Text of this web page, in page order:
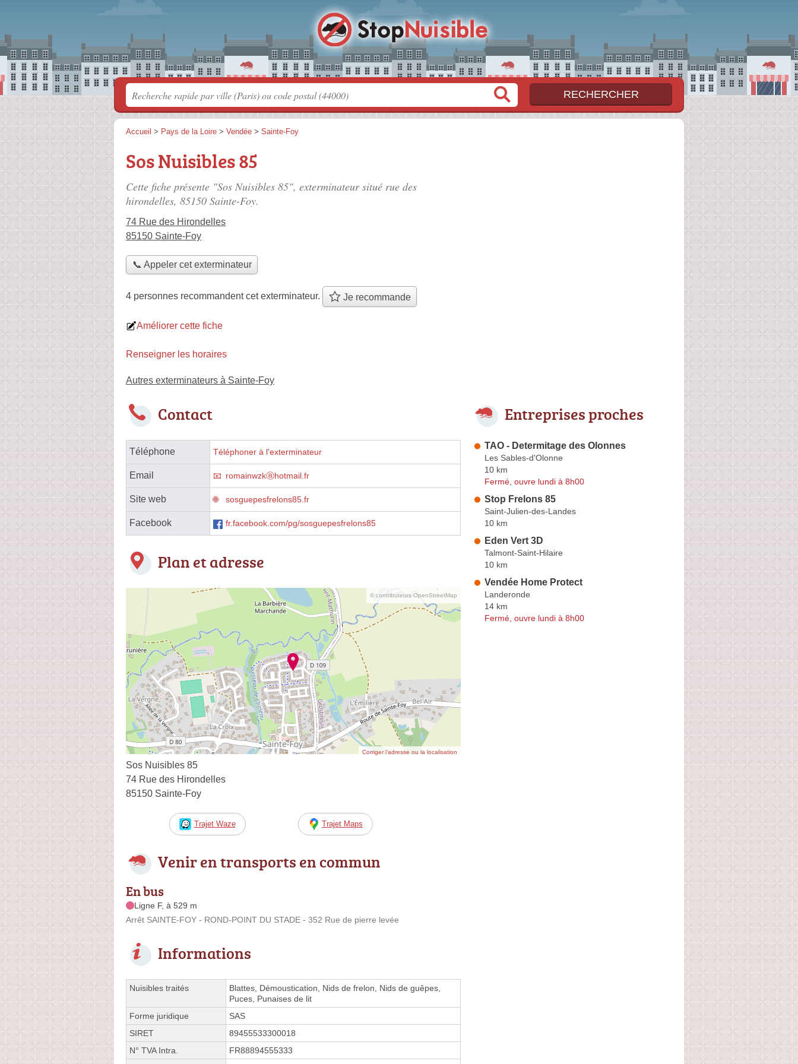
Accueil > Pays de la Loire > Vendée > Sainte-Foy
Sos Nuisibles 85
Cette fiche présente "Sos Nuisibles 85", exterminateur situé rue des
hirondelles, 85150 Sainte-Foy.
74 Rue des Hirondelles
85150 Sainte-Foy
📞 Appeler cet exterminateur
4 personnes recommandentcet exterminateur. Je recommande
Améliorer cette fiche
Renseigner les horaires
Autres exterminateurs à Sainte-Foy
Contact
Téléphone Téléphoner à l'exterminateur
Email romainwzkⓐhotmail.fr
Site web sosguepesfrelons85.fr
Facebook fr.facebook.com/pg/sosguepesfrelons85
Plan et adresse
© contributeurs OpenStreetMap
Corriger l’adresse ou la localisation
Sos Nuisibles 85
74 Rue des Hirondelles
85150 Sainte-Foy
Trajet Waze Trajet Maps
Venir en transports en commun
En bus
Ligne F, à 529 m
Arrêt SAINTE-FOY - ROND-POINT DU STADE - 352 Rue de pierre levée
Informations
Nuisibles traités
Blattes, Démoustication, Nids de frelon, Nids de guêpes,
Puces, Punaises de lit
Forme juridique
SAS
SIRET
89455533300018
N° TVA Intra.
FR88894555333
Entreprises proches
TAO - Determitage des Olonnes
Les Sables-d'Olonne
10 km
Fermé, ouvre lundi à 8h00
Stop Frelons 85
Saint-Julien-des-Landes
10 km
Eden Vert 3D
Talmont-Saint-Hilaire
10 km
Vendée Home Protect
Landeronde
14 km
Fermé, ouvre lundi à 8h00